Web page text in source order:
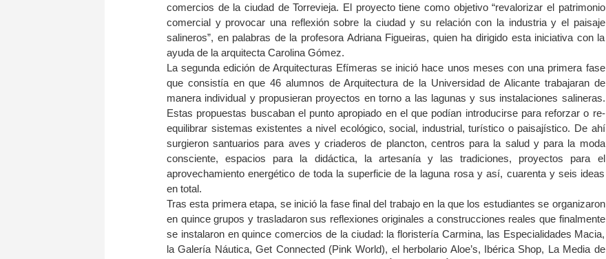
comercios de la ciudad de Torrevieja. El proyecto tiene como objetivo “revalorizar el patrimonio
comercial y provocar una reflexión sobre la ciudad y su relación con la industria y el paisaje
salineros”, en palabras de la profesora Adriana Figueiras, quien ha dirigido esta iniciativa con la
ayuda de la arquitecta Carolina Gómez.
La segunda edición de Arquitecturas Efímeras se inició hace unos meses con una primera fase
que consistía en que 46 alumnos de Arquitectura de la Universidad de Alicante trabajaran de
manera individual y propusieran proyectos en torno a las lagunas y sus instalaciones salineras.
Estas propuestas buscaban el punto apropiado en el que podían introducirse para reforzar o re-
equilibrar sistemas existentes a nivel ecológico, social, industrial, turístico o paisajístico. De ahí
surgieron santuarios para aves y criaderos de plancton, centros para la salud y para la moda
consciente, espacios para la didáctica, la artesanía y las tradiciones, proyectos para el
aprovechamiento energético de toda la superficie de la laguna rosa y así, cuarenta y seis ideas
en total.
Tras esta primera etapa, se inició la fase final del trabajo en la que los estudiantes se organizaron
en quince grupos y trasladaron sus reflexiones originales a construcciones reales que finalmente
se instalaron en quince comercios de la ciudad: la floristería Carmina, las Especialidades Macia,
la Galería Náutica, Get Connected (Pink World), el herbolario Aloe’s, Ibérica Shop, La Media de